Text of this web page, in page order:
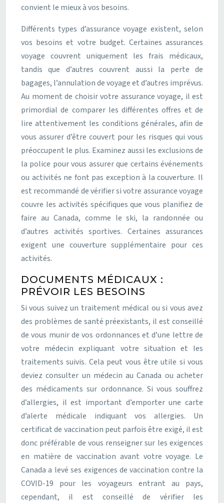
convient le mieux à vos besoins.
Différents types d’assurance voyage existent, selon
vos besoins et votre budget. Certaines assurances
voyage couvrent uniquement les frais médicaux,
tandis que d’autres couvrent aussi la perte de
bagages, l’annulation de voyage et d’autres imprévus.
Au moment de choisir votre assurance voyage, il est
primordial de comparer les différentes offres et de
lire attentivement les conditions générales, afin de
vous assurer d’être couvert pour les risques qui vous
préoccupent le plus. Examinez aussi les exclusions de
la police pour vous assurer que certains événements
ou activités ne font pas exception à la couverture. Il
est recommandé de vérifier si votre assurance voyage
couvre les activités spécifiques que vous planifiez de
faire au Canada, comme le ski, la randonnée ou
d’autres activités sportives. Certaines assurances
exigent une couverture supplémentaire pour ces
activités.
DOCUMENTS MÉDICAUX :
PRÉVOIR LES BESOINS
Si vous suivez un traitement médical ou si vous avez
des problèmes de santé préexistants, il est conseillé
de vous munir de vos ordonnances et d’une lettre de
votre médecin expliquant votre situation et les
traitements suivis. Cela peut vous être utile si vous
deviez consulter un médecin au Canada ou acheter
des médicaments sur ordonnance. Si vous souffrez
d’allergies, il est important d’emporter une carte
d’alerte médicale indiquant vos allergies. Un
certificat de vaccination peut parfois être exigé, il est
donc préférable de vous renseigner sur les exigences
en matière de vaccination avant votre voyage. Le
Canada a levé ses exigences de vaccination contre la
COVID-19 pour les voyageurs entrant au pays,
cependant, il est conseillé de vérifier les